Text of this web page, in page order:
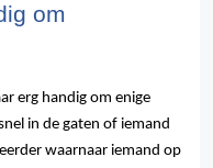
om
erg handig om enige
in de gaten of iemand
waarnaar iemand op